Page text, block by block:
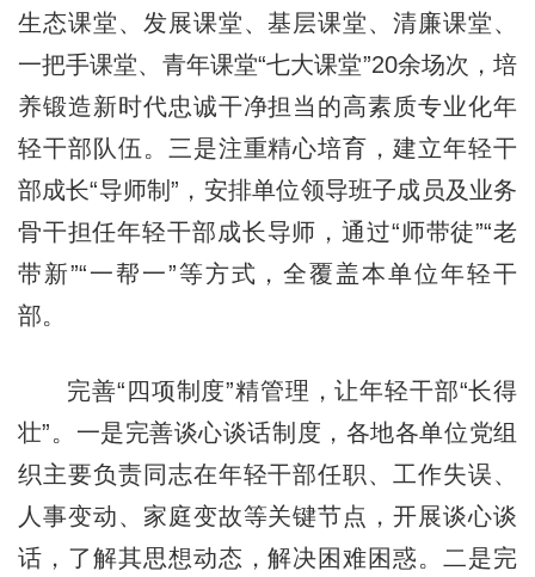
生态课堂、发展课堂、基层课堂、清廉课堂、
一把手课堂、青年课堂“七大课堂”20余场次，培
养锻造新时代忠诚干净担当的高素质专业化年
轻干部队伍。三是注重精心培育，建立年轻干
部成长“导师制”，安排单位领导班子成员及业务
骨干担任年轻干部成长导师，通过“师带徒”“老
带新”“一帮一”等方式，全覆盖本单位年轻干
部。
完善“四项制度”精管理，让年轻干部“长得
壮”。一是完善谈心谈话制度，各地各单位党组
织主要负责同志在年轻干部任职、工作失误、
人事变动、家庭变故等关键节点，开展谈心谈
话，了解其思想动态，解决困难困惑。二是完